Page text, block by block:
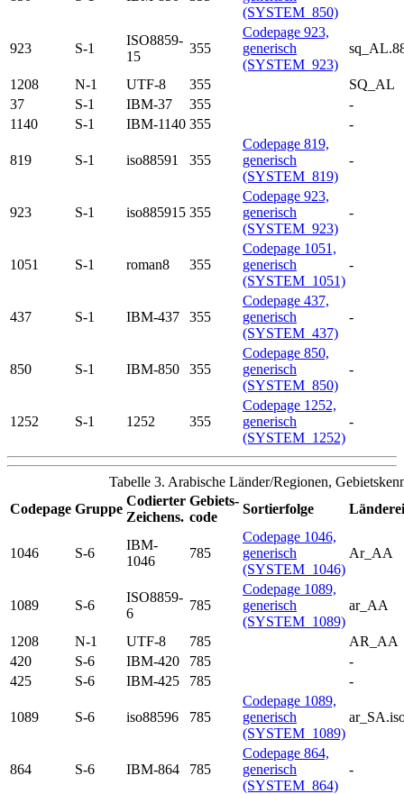
(SYSTEM_850)
923 S-1
ISO8859-
15
355
Codepage 923,
generisch
(SYSTEM_923)
1208 N-1 UTF-8 355
SQ_AL
37
S-1 IBM-37 355
-
1140
S-1 IBM-1140 355 -
819 S-1 iso88591 355
Codepage 819,
generisch
(SYSTEM_819)
-
923 S-1 iso885915 355
Codepage 923,
generisch
(SYSTEM_923)
-
1051 S-1 roman8 355
Codepage 1051,
generisch
(SYSTEM_1051)
-
437 S-1 IBM-437 355
Codepage 437,
generisch
(SYSTEM_437)
-
850 S-1 IBM-850 355
Codepage 850,
generisch
(SYSTEM_850)
-
1252 S-1 1252 355
Codepage 1252,
generisch
(SYSTEM_1252)
-
Tabelle 3. Arabische Länder/Regionen,
Codepage Gruppe
Codierter
Zeichens.
Gebiets-
code
Sortierfolge
1046 S-6
IBM-
1046
785
Codepage 1046,
generisch
(SYSTEM_1046)
Ar_AA
1089 S-6
ISO8859-
6
785
Codepage 1089,
generisch
(SYSTEM_1089)
ar_AA
1208 N-1 UTF-8 785
AR_AA
420
S-6 IBM-420 785
-
425
S-6 IBM-425 785 -
1089 S-6 iso88596 785
Codepage 1089,
generisch
(SYSTEM_1089)
864 S-6 IBM-864 785
Codepage 864,
generisch
(SYSTEM_864)
-